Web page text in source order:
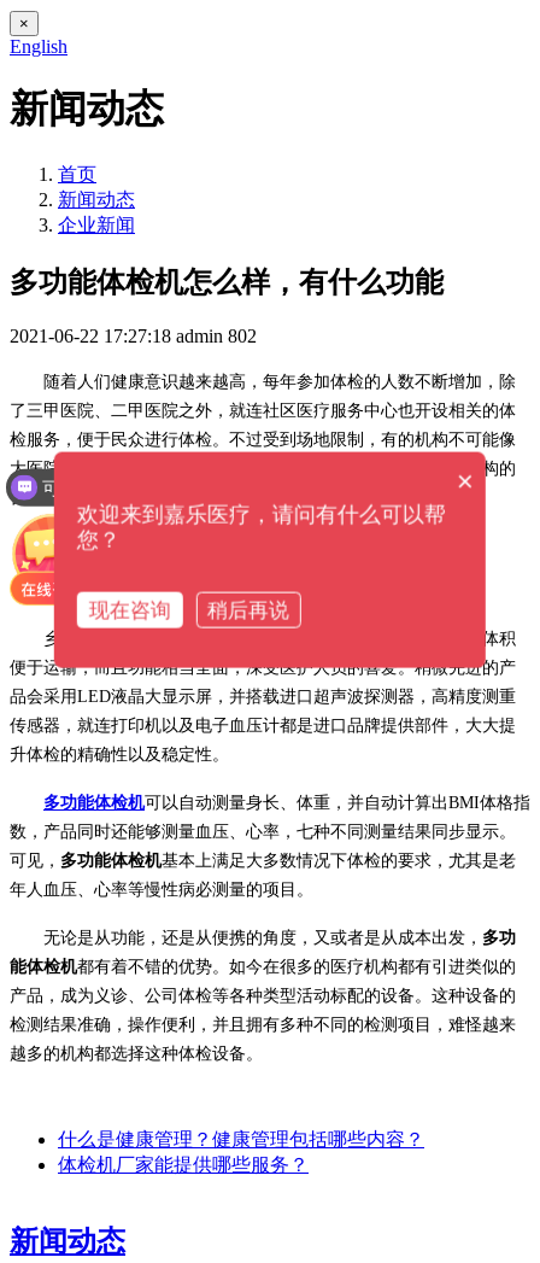
×
English
新闻动态
首页
新闻动态
企业新闻
多功能体检机怎么样，有什么功能
2021-06-22 17:27:18 admin 802
随着人们健康意识越来越高，每年参加体检的人数不断增加，除
了三甲医院、二甲医院之外，就连社区医疗服务中心也开设相关的体
检服务，便于民众进行体检。不过受到场地限制，有的机构不可能像
大医院那样配置多种医疗体检设备，
成为了这些机构的
首选，这类产品到底如何，又有哪些功能呢？
乡镇卫生院、疾控部门定期开展体检活动，
的体积
便于运输，而且功能相当全面，深受医护人员的喜爱。稍微先进的产
品会采用LED液晶大显示屏，并搭载进口超声波探测器，高精度测重
传感器，就连打印机以及电子血压计都是进口品牌提供部件，大大提
升体检的精确性以及稳定性。
多功能体检机可以自动测量身长、体重，并自动计算出BMI体格指
数，产品同时还能够测量血压、心率，七种不同测量结果同步显示。
可见， 多功能体检机基本上满足大多数情况下体检的要求，尤其是老
年人血压、心率等慢性病必测量的项目。
无论是从功能，还是从便携的角度，又或者是从成本出发， 多功
能体检机都有着不错的优势。如今在很多的医疗机构都有引进类似的
产品，成为义诊、公司体检等各种类型活动标配的设备。这种设备的
检测结果准确，操作便利，并且拥有多种不同的检测项目，难怪越来
越多的机构都选择这种体检设备。
什么是健康管理？健康管理包括哪些内容？
体检机厂家能提供哪些服务？
新闻动态
可以提供解决方案吗？ ×
欢迎来到嘉乐医疗，请问有什么可以帮
您？
现在咨询 稍后再说